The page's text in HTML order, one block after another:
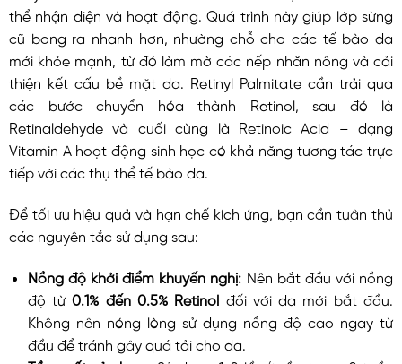
thể nhận diện và hoạt động. Quá trình này giúp lớp sừng
cũ bong ra nhanh hơn, nhường chỗ cho các tế bào da
mới khỏe mạnh, từ đó làm mờ các nếp nhăn nông và cải
thiện kết cấu bề mặt da. Retinyl Palmitate cần trải qua
các bước chuyển hóa thành Retinol, sau đó là
Retinaldehyde và cuối cùng là Retinoic Acid – dạng
Vitamin A hoạt động sinh học có khả năng tương tác trực
tiếp với các thụ thể tế bào da.
Để tối ưu hiệu quả và hạn chế kích ứng, bạn cần tuân thủ
các nguyên tắc sử dụng sau:
Nồng độ khởi điểm khuyến nghị: Nên bắt đầu với nồng
độ từ0.1% đến 0.5% Retinol đối với da mới bắt đầu.
Không nên nóng lòng sử dụng nồng độ cao ngay từ
đầu để tránh gây quá tải cho da.